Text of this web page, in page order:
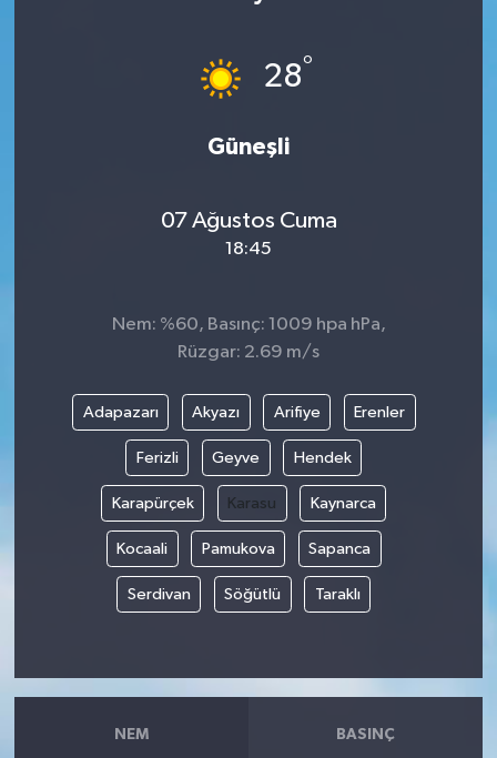
28°
Güneşli
07 Ağustos Cuma
18:45
Nem: %60, Basınç: 1009 hpa hPa,
Rüzgar: 2.69 m/s
Adapazarı Akyazı Arifiye Erenler
Ferizli Geyve Hendek
Karapürçek Karasu Kaynarca
Kocaali Pamukova Sapanca
Serdivan Söğütlü Taraklı
NEM BASINÇ